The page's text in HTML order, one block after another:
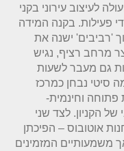
לעיצוב עירוני בקני
פעילות. בקנה המידה
'רביבים' ישנה את
מרחב רציף, נגיש
גם מעבר לשעות
סיטי נבחן כמרכז
פתוחה וחינמית-
הקניון. לצד שני
אוטובוס – הפיכתן
משמעותיים המזמינים